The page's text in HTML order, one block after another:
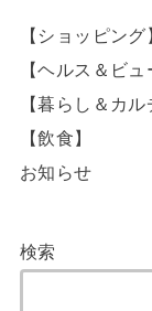
【ショッピング
【ヘルス＆ビュ
【暮らし＆カル
【飲食】
お知らせ
検索